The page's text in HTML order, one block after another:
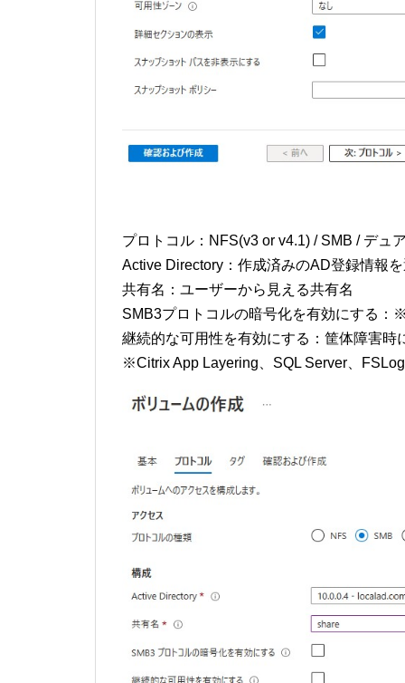
プロトコル：NFS(v3 or v4.1) / SMB / デュ
Active Directory：作成済みのAD登録情
共有名：ユーザーから見える共有名
SMB3プロトコルの暗号化を有効にする
継続的な可用性を有効にする：筐体障害
※Citrix App Layering、SQL Server、